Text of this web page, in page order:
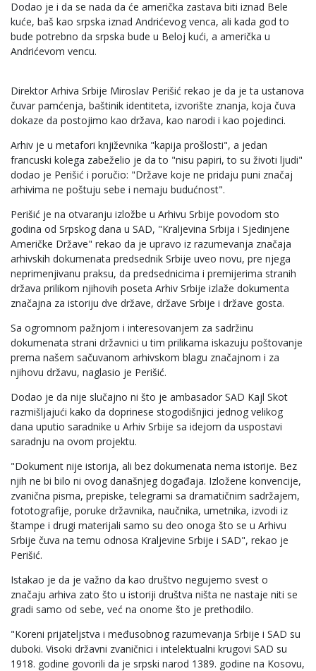
Dodao je i da se nada da će američka zastava biti iznad Bele
kuće, baš kao srpska iznad Andrićevog venca, ali kada god to
bude potrebno da srpska bude u Beloj kući, a američka u
Andrićevom vencu.
Direktor Arhiva Srbije Miroslav Perišić rekao je da je ta ustanova
čuvar pamćenja, baštinik identiteta, izvorište znanja, koja čuva
dokaze da postojimo kao država, kao narodi i kao pojedinci.
Arhiv je u metafori književnika "kapija prošlosti", a jedan
francuski kolega zabeželio je da to "nisu papiri, to su životi ljudi"
dodao je Perišić i poručio: "Države koje ne pridaju puni značaj
arhivima ne poštuju sebe i nemaju budućnost".
Perišić je na otvaranju izložbe u Arhivu Srbije povodom sto
godina od Srpskog dana u SAD, "Kraljevina Srbija i Sjedinjene
Američke Države" rekao da je upravo iz razumevanja značaja
arhivskih dokumenata predsednik Srbije uveo novu, pre njega
neprimenjivanu praksu, da predsednicima i premijerima stranih
država prilikom njihovih poseta Arhiv Srbije izlaže dokumenta
značajna za istoriju dve države, države Srbije i države gosta.
Sa ogromnom pažnjom i interesovanjem za sadržinu
dokumenata strani državnici u tim prilikama iskazuju poštovanje
prema našem sačuvanom arhivskom blagu značajnom i za
njihovu državu, naglasio je Perišić.
Dodao je da nije slučajno ni što je ambasador SAD Kajl Skot
razmišljajući kako da doprinese stogodišnjici jednog velikog
dana uputio saradnike u Arhiv Srbije sa idejom da uspostavi
saradnju na ovom projektu.
"Dokument nije istorija, ali bez dokumenata nema istorije. Bez
njih ne bi bilo ni ovog današnjeg događaja. Izložene konvencije,
zvanična pisma, prepiske, telegrami sa dramatičnim sadržajem,
fototografije, poruke državnika, naučnika, umetnika, izvodi iz
štampe i drugi materijali samo su deo onoga što se u Arhivu
Srbije čuva na temu odnosa Kraljevine Srbije i SAD", rekao je
Perišić.
Istakao je da je važno da kao društvo negujemo svest o
značaju arhiva zato što u istoriji društva ništa ne nastaje niti se
gradi samo od sebe, već na onome što je prethodilo.
"Koreni prijateljstva i međusobnog razumevanja Srbije i SAD su
duboki. Visoki državni zvaničnici i intelektualni krugovi SAD su
1918. godine govorili da je srpski narod 1389. godine na Kosovu,